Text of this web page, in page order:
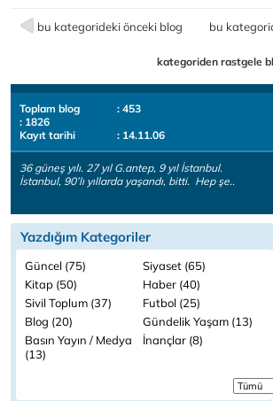
bu kategorideki önceki blog bu
kategoriden rastgele
Toplam blog
: 453
: 1826
Kayıt tarihi
: 14.11.06
36 güneş yılı. 27 yıl G.antep, 9 yıl İstanbul.
İstanbul, 90’lı yıllarda yaşandı, bitti. Hep şe..
Yazdığım Kategoriler
Güncel (75)
Siyaset (65)
Kitap (50)
Haber (40)
Sivil Toplum (37)
Futbol (25)
Blog (20)
Gündelik Yaşam (13)
Basın Yayın / Medya
(13)
İnançlar (8)